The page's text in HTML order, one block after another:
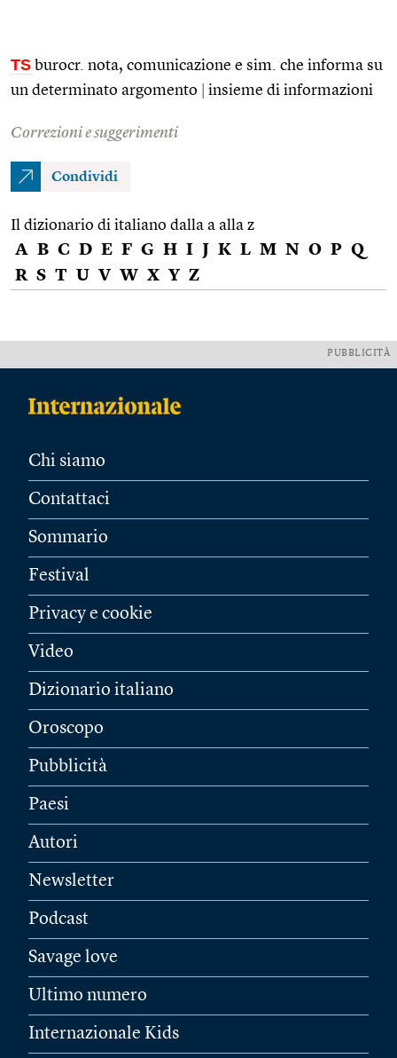
TS burocr. nota, comunicazione e sim. che informa su
un determinato argomento
insieme di informazioni
Correzioni e suggerimenti
Condividi
Il dizionario di italiano dalla a alla z
A B C D E F G H I J K L M N O P Q
R S T U V W X Y Z
PUBBLICITÀ
Chi siamo
Contattaci
Sommario
Festival
Privacy e cookie
Video
Dizionario italiano
Oroscopo
Pubblicità
Paesi
Autori
Newsletter
Podcast
Savage love
Ultimo numero
Internazionale Kids